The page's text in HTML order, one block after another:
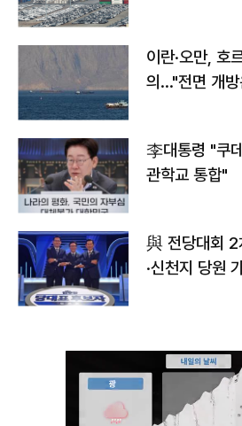
이란·오만, 호
의…"전면 개
李대통령 "쿠
관학교 통합"
與 전당대회
·신천지 당원